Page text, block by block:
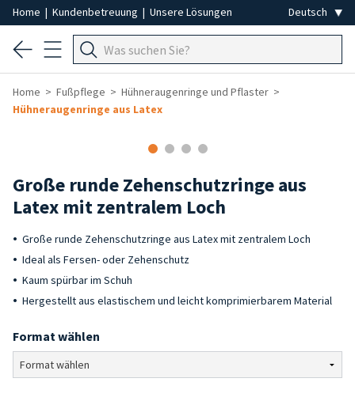
Home | Kundenbetreuung | Unsere Lösungen
Home Fußpflege
Hühneraugenringe und Pflaster
Hühneraugenringe aus Latex
Große runde Zehenschutzringe aus
Latex mit zentralem Loch
Große runde Zehenschutzringe aus Latex mit zentralem Loch
Ideal als Fersen- oder Zehenschutz
Kaum spürbar im Schuh
Hergestellt aus elastischem und leicht komprimierbarem Material
Format wählen